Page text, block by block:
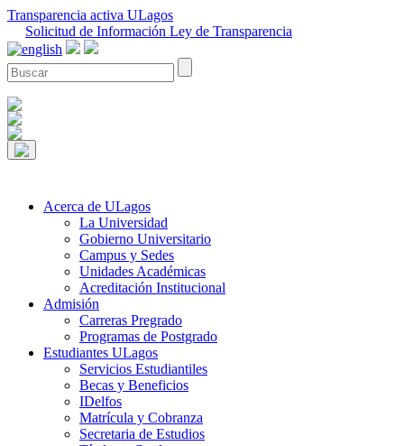
Transparencia activa ULagos
Solicitud de Información Ley de Transparencia
Acerca de ULagos
La Universidad
Gobierno Universitario
Campus y Sedes
Unidades Académicas
Acreditación Institucional
Admisión
Carreras Pregrado
Programas de Postgrado
Estudiantes ULagos
Servicios Estudiantiles
Becas y Beneficios
IDelfos
Matrícula y Cobranza
Secretaria de Estudios